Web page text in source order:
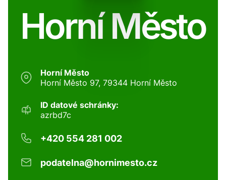
Horní Město
Horní Město
Horní Město 97, 79344 Horní Město
ID datové schránky:
azrbd7c
+420 554 281 002
podatelna@hornimesto.cz